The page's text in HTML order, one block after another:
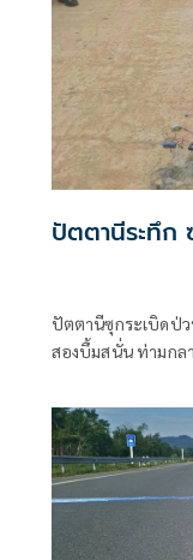
ปัตตานีระทึก
ปัตตานีซุกระเบิดป่
สองบึ้มสนั่น ท่ามกล